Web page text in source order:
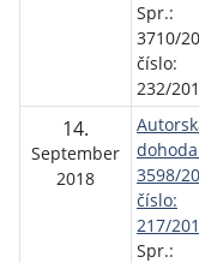
Spr.:
3710/
číslo:
232/
14.
September
2018
3598/
číslo:
217/
Spr.: